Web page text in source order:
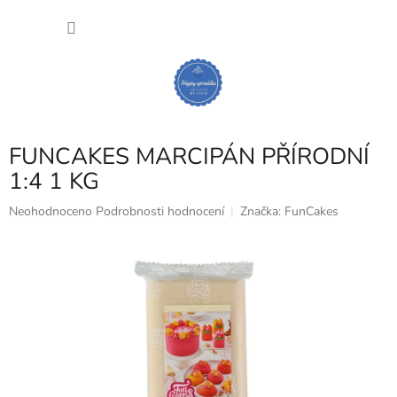
FUNCAKES MARCIPÁN PŘÍRODNÍ
1:4 1 KG
Průměrné
Neohodnoceno Podrobnosti hodnocení Značka: FunCakes